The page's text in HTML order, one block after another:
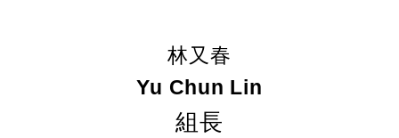
林又春
Yu Chun Lin
組長